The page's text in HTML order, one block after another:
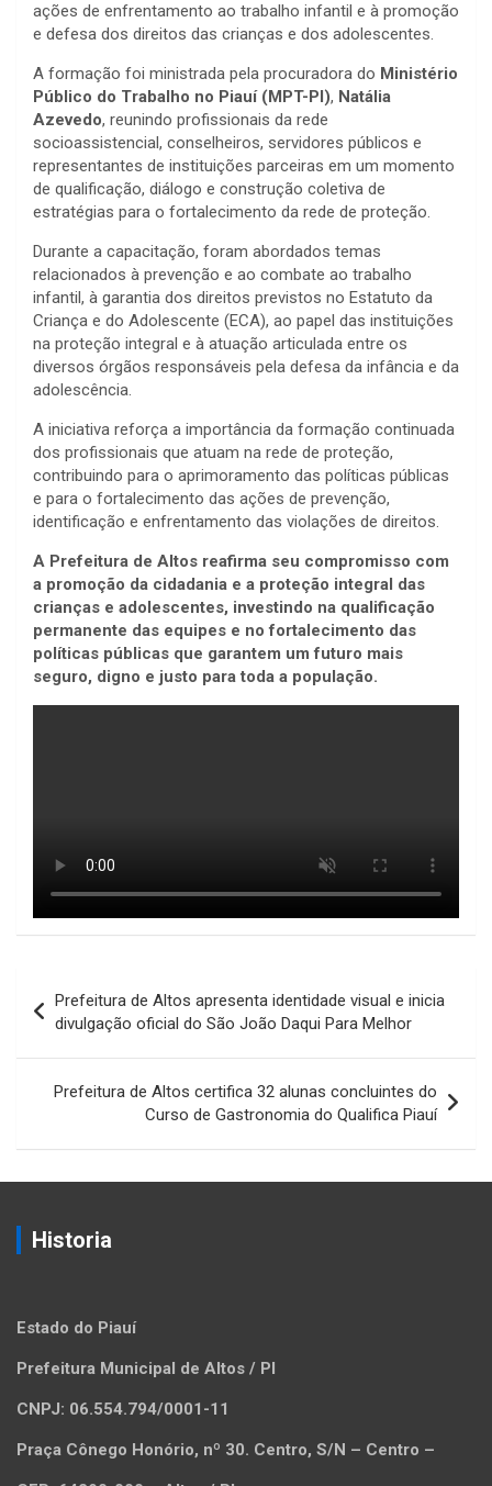
ações de enfrentamento ao trabalho infantil e à promoção
e defesa dos direitos das crianças e dos adolescentes.
A formação foi ministrada pela procuradora do Ministério
Público do Trabalho no Piauí (MPT-PI), Natália
Azevedo, reunindo profissionais da rede
socioassistencial, conselheiros, servidores públicos e
representantes de instituições parceiras em um momento
de qualificação, diálogo e construção coletiva de
estratégias para o fortalecimento da rede de proteção.
Durante a capacitação, foram abordados temas
relacionados à prevenção e ao combate ao trabalho
infantil, à garantia dos direitos previstos no Estatuto da
Criança e do Adolescente (ECA), ao papel das instituições
na proteção integral e à atuação articulada entre os
diversos órgãos responsáveis pela defesa da infância e da
adolescência.
A iniciativa reforça a importância da formação continuada
dos profissionais que atuam na rede de proteção,
contribuindo para o aprimoramento das políticas públicas
e para o fortalecimento das ações de prevenção,
identificação e enfrentamento das violações de direitos.
A Prefeitura de Altos reafirma seu compromisso com
a promoção da cidadania e a proteção integral das
crianças e adolescentes, investindo na qualificação
permanente das equipes e no fortalecimento das
políticas públicas que garantem um futuro mais
seguro, digno e justo para toda a população.
de
Post
Prefeitura de Altos apresenta identidade visual e inicia
divulgação oficial do São João Daqui Para Melhor
Prefeitura de Altos certifica 32 alunas concluintes do
Curso de Gastronomia do Qualifica Piauí
Historia
Estado do Piauí
Prefeitura Municipal de Altos / PI
CNPJ: 06.554.794/0001-11
Praça Cônego Honório, nº 30. Centro, S/N – Centro –